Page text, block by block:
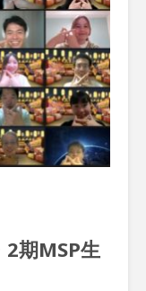
期MSP生